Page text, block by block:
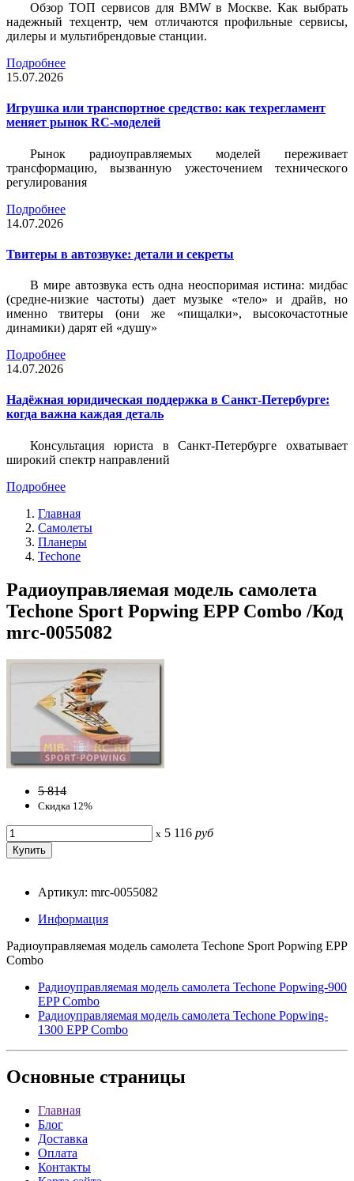
Обзор ТОП сервисов для BMW в Москве. Как выбрать
надежный техцентр, чем отличаются профильные сервисы,
дилеры и мультибрендовые станции.
Подробнее
15.07.2026
Игрушка или транспортное средство: как техрегламент
меняет рынок RC-моделей
Рынок радиоуправляемых моделей переживает
трансформацию, вызванную ужесточением технического
регулирования
Подробнее
14.07.2026
Твитеры в автозвуке: детали и секреты
В мире автозвука есть одна неоспоримая истина: мидбас
(средне-низкие частоты) дает музыке «тело» и драйв, но
именно твитеры (они же «пищалки», высокочастотные
динамики) дарят ей «душу»
Подробнее
14.07.2026
Надёжная юридическая поддержка в Санкт-Петербурге:
когда важна каждая деталь
Консультация юриста в Санкт-Петербурге охватывает
широкий спектр направлений
Подробнее
Главная
Самолеты
Планеры
Techone
Радиоуправляемая модель самолета
Techone Sport Popwing EPP Combo /Код
mrc-0055082
5 814
Скидка 12%
x 5 116 руб
Артикул: mrc-0055082
Информация
Радиоуправляемая модель самолета Techone Sport Popwing EPP
Combo
Радиоуправляемая модель самолета Techone Popwing-900
EPP Combo
Радиоуправляемая модель самолета Techone Popwing-
1300 EPP Combo
Основные страницы
Главная
Блог
Доставка
Оплата
Контакты